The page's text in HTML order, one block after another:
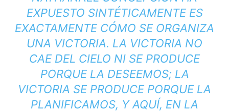
EXPUESTO SINTÉTICAMENTE ES
EXACTAMENTE CÓMO SE ORGANIZA
UNA VICTORIA. LA VICTORIA NO
CAE DEL CIELO NI SE PRODUCE
PORQUE LA DESEEMOS; LA
VICTORIA SE PRODUCE PORQUE LA
PLANIFICAMOS, Y AQUÍ, EN LA